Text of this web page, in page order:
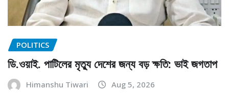
POLITICS
ডি.ওয়াই. পাটিলের মৃত্যু দেশের জন্য বড় ক্ষতি: ভাই জগতাপ
Himanshu Tiwari Aug 5, 2026